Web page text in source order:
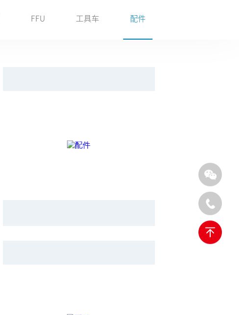
FFU 工具车 配件